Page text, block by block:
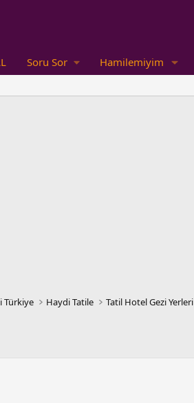
Soru Sor Hamilemiyim
Türkiye Haydi Tatile Tatil Hotel Gezi Yerleri